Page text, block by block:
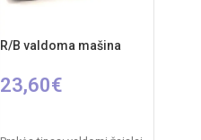
R/B valdoma mašina
23,60€